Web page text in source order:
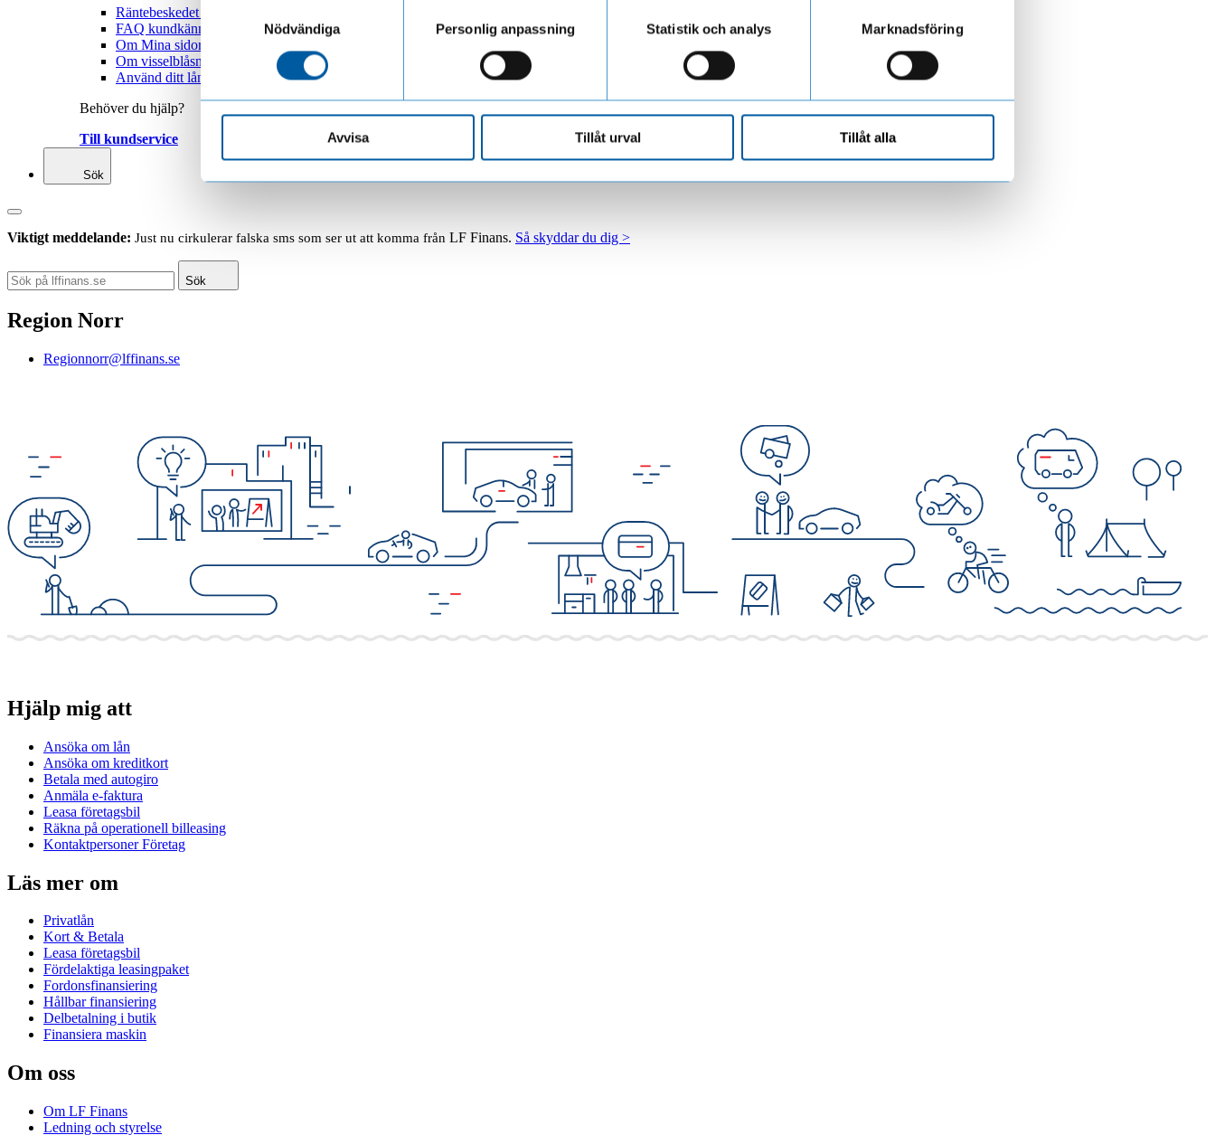
Nödvändiga
Personlig anpassning Statistik och analys Marknadsföring
Avvisa Tillåt urval Tillåt alla
Räntebeskedet 2025
FAQ kundkännedom
Om Mina sidor
Om visselblåsning
Använd ditt låneskydd
Behöver du hjälp?
Till kundservice
Sök
Viktigt meddelande: Just nu cirkulerar falska sms som ser ut att komma från LF Finans. Så skyddar du dig >
Sök
Region Norr
Regionnorr@lffinans.se
Hjälp mig att
Ansöka om lån
Ansöka om kreditkort
Betala med autogiro
Anmäla e-faktura
Leasa företagsbil
Räkna på operationell billeasing
Kontaktpersoner Företag
Läs mer om
Privatlån
Kort & Betala
Leasa företagsbil
Fördelaktiga leasingpaket
Fordonsfinansiering
Hållbar finansiering
Delbetalning i butik
Finansiera maskin
Om oss
Om LF Finans
Ledning och styrelse